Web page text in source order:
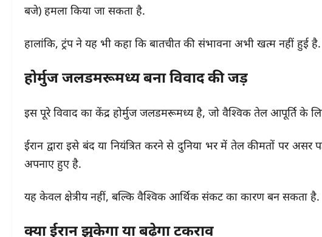
बजे) हमला किया जा सकता है.
हालांकि, ट्रंप ने यह भी कहा कि बातचीत की संभावना अभी खत्म नहीं हुई है.
होर्मुज जलडमरूमध्य बना विवाद की जड़
इस पूरे विवाद का केंद्र होर्मुज जलडमरूमध्य है, जो वैश्विक तेल आपूर्ति के
ईरान द्वारा इसे बंद या नियंत्रित करने से दुनिया भर में तेल कीमतों पर
अपनाए हुए है.
यह केवल क्षेत्रीय नहीं, बल्कि वैश्विक आर्थिक संकट का कारण बन सकता है.
क्या ईरान झुकेगा या बढ़ेगा टकराव